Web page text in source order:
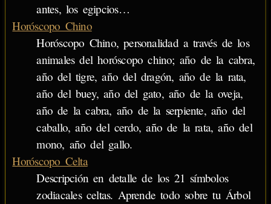
antes, los egipcios…
Horóscopo Chino
Horóscopo Chino, personalidad a través de los
animales del horóscopo chino; año de la cabra,
año del tigre, año del dragón, año de la rata,
año del buey, año del gato, año de la oveja,
año de la cabra, año de la serpiente, año del
caballo, año del cerdo, año de la rata, año del
mono, año del gallo.
Horóscopo Celta
Descripción en detalle de los 21 símbolos
zodiacales celtas. Aprende todo sobre tu Árbol